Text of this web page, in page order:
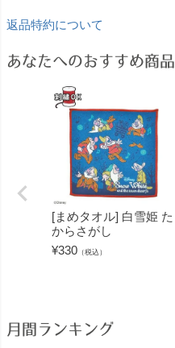
返品特約について
あなたへのおすすめ商品
[まめタオル] 白雪姫 た
からさがし
¥330 （税込）
月間ランキング